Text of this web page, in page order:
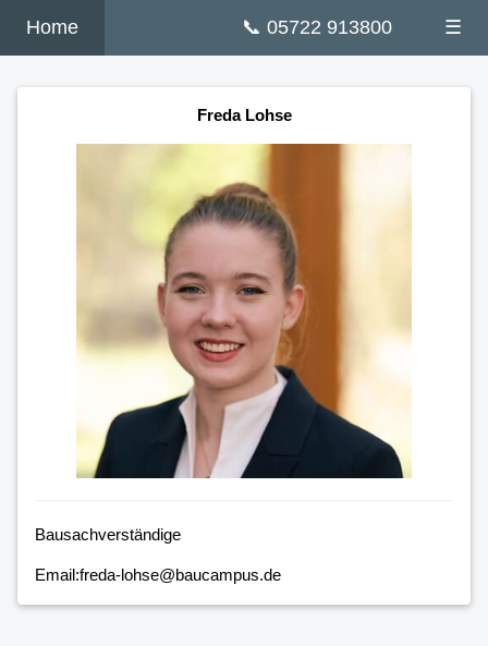
☰
📞 05722 913800
Home
Freda Lohse
Bausachverständige
Email:freda-lohse@baucampus.de